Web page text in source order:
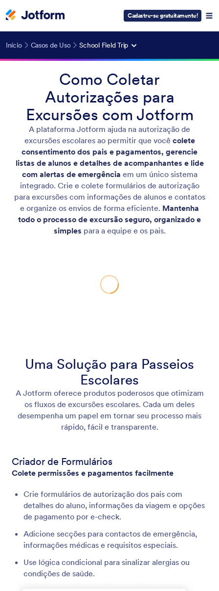
Cadastre-se gratuitamente!
Início Casos de Uso School Field Trip
Como Coletar
Autorizações para
Excursões com Jotform
A plataforma Jotform ajuda na autorização de
excursões escolares ao permitir que você colete
consentimento dos pais e pagamentos, gerencie
listas de alunos e detalhes de acompanhantes e lide
com alertas de emergência em um único sistema
integrado. Crie e colete formulários de autorização
para excursões com informações de alunos e contatos
e organize os envios de forma eficiente. Mantenha
todo o processo de excursão seguro, organizado e
simples para a equipe e os pais.
Uma Solução para Passeios
Escolares
A Jotform oferece produtos poderosos que otimizam
os fluxos de excursões escolares. Cada um deles
desempenha um papel em tornar seu processo mais
rápido, fácil e transparente.
Criador de Formulários
Colete permissões e pagamentos facilmente
Crie formulários de autorização dos pais com
detalhes do aluno, informações da viagem e opções
de pagamento por e-check.
Adicione secções para contactos de emergência,
informações médicas e requisitos especiais.
Use lógica condicional para sinalizar alergias ou
condições de saúde.